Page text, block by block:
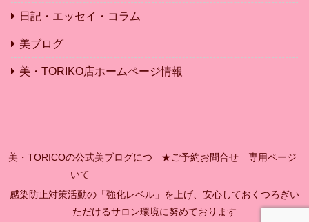
日記・エッセイ・コラム
美ブログ
美・TORIKO店ホームページ情報
美・TORICOの公式美ブログにつ
いて
★ご予約お問合せ 専用ページ
感染防止対策活動の「強化レベル」を上げ、安心しておくつろぎい
ただけるサロン環境に努めております